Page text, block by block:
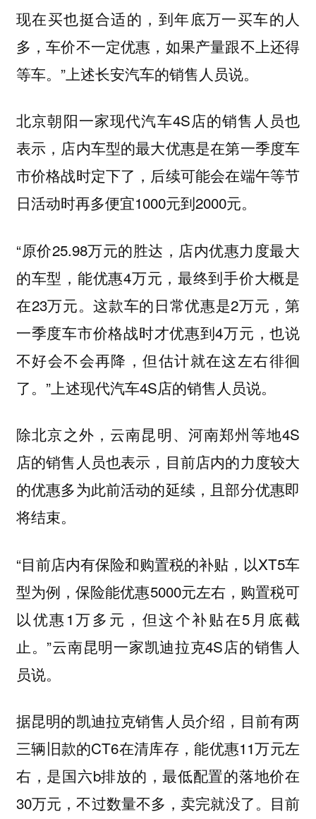
现在买也挺合适的，到年底万一买车的人
多，车价不一定优惠，如果产量跟不上还得
等车。”上述长安汽车的销售人员说。
北京朝阳一家现代汽车4S店的销售人员也
表示，店内车型的最大优惠是在第一季度车
市价格战时定下了，后续可能会在端午等节
日活动时再多便宜1000元到2000元。
“原价25.98万元的胜达，店内优惠力度最大
的车型，能优惠4万元，最终到手价大概是
在23万元。这款车的日常优惠是2万元，第
一季度车市价格战时才优惠到4万元，也说
不好会不会再降，但估计就在这左右徘徊
了。”上述现代汽车4S店的销售人员说。
除北京之外，云南昆明、河南郑州等地4S
店的销售人员也表示，目前店内的力度较大
的优惠多为此前活动的延续，且部分优惠即
将结束。
“目前店内有保险和购置税的补贴，以XT5车
型为例，保险能优惠5000元左右，购置税可
以优惠1万多元，但这个补贴在5月底截
止。”云南昆明一家凯迪拉克4S店的销售人
员说。
据昆明的凯迪拉克销售人员介绍，目前有两
三辆旧款的CT6在清库存，能优惠11万元左
右，是国六b排放的，最低配置的落地价在
30万元，不过数量不多，卖完就没了。目前